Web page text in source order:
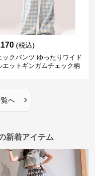
(税込)
ックパンツ ゆったりワイド
エットギンガムチェック柄
へ ›
新着アイテム